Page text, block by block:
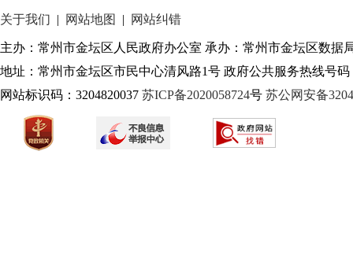
关于我们 | 网站地图 | 网站纠错
主办：常州市金坛区人民政府办公室 承办：常州市金坛区数据
地址：常州市金坛区市民中心清风路1号 政府公共服务热线号码
网站标识码：3204820037 苏ICP备2020058724号 苏公网安备